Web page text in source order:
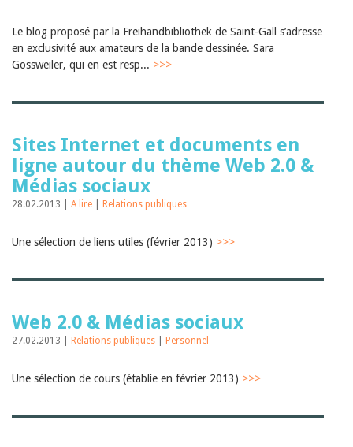
Le blog proposé par la Freihandbibliothek de Saint-Gall s’adresse
en exclusivité aux amateurs de la bande dessinée. Sara
Gossweiler, qui en est resp... >>>
Sites Internet et documents en
ligne autour du thème Web 2.0 &
Médias sociaux
28.02.2013 | A lire Relations publiques
Une sélection de liens utiles (février 2013) >>>
Web 2.0 & Médias sociaux
27.02.2013 | Relations publiques Personnel
Une sélection de cours (établie en février 2013) >>>